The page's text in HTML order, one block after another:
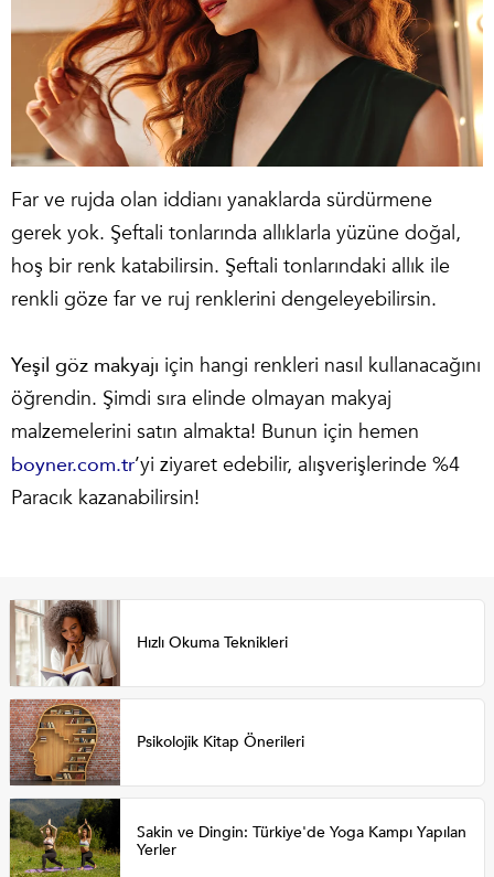
Far ve rujda olan iddianı yanaklarda sürdürmene
gerek yok. Şeftali tonlarında allıklarla yüzüne doğal,
hoş bir renk katabilirsin. Şeftali tonlarındaki allık ile
renkli göze far ve ruj renklerini dengeleyebilirsin.
Yeşil göz makyajı için hangi renkleri nasıl kullanacağını
öğrendin. Şimdi sıra elinde olmayan makyaj
malzemelerini satın almakta! Bunun için hemen
boyner.com.tr’yi ziyaret edebilir, alışverişlerinde %4
Paracık kazanabilirsin!
Hızlı Okuma Teknikleri
Psikolojik Kitap Önerileri
Sakin ve Dingin: Türkiye'de Yoga Kampı Yapılan
Yerler